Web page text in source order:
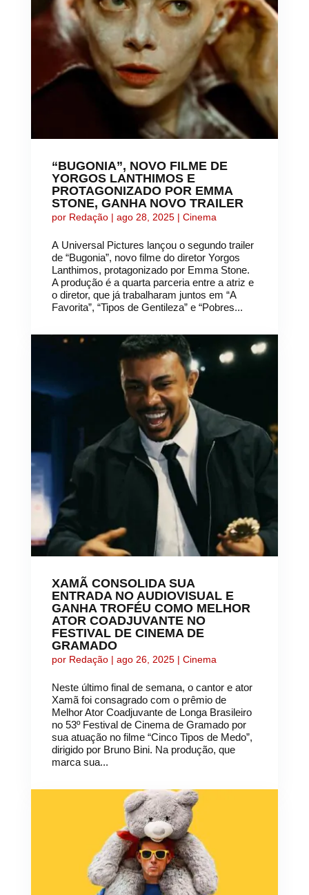
“BUGONIA”, NOVO FILME DE
YORGOS LANTHIMOS E
PROTAGONIZADO POR EMMA
STONE, GANHA NOVO TRAILER
por Redação| ago 28, 2025| Cinema
A Universal Pictures lançou o segundo trailer
de “Bugonia”, novo filme do diretor Yorgos
Lanthimos, protagonizado por Emma Stone.
A produção é a quarta parceria entre a atriz e
o diretor, que já trabalharam juntos em “A
Favorita”, “Tipos de Gentileza” e “Pobres...
XAMÃ CONSOLIDA SUA
ENTRADA NO AUDIOVISUAL E
GANHA TROFÉU COMO MELHOR
ATOR COADJUVANTE NO
FESTIVAL DE CINEMA DE
GRAMADO
por Redação| ago 26, 2025| Cinema
Neste último final de semana, o cantor e ator
Xamã foi consagrado com o prêmio de
Melhor Ator Coadjuvante de Longa Brasileiro
no 53º Festival de Cinema de Gramado por
sua atuação no filme “Cinco Tipos de Medo”,
dirigido por Bruno Bini. Na produção, que
marca sua...